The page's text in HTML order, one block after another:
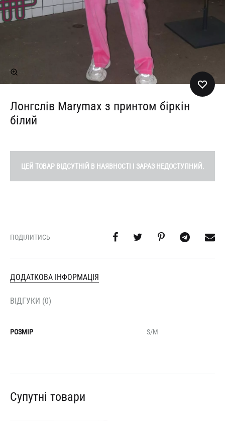
Лонгслів Marymax з принтом біркін
білий
ЦЕЙ ТОВАР ВІДСУТНІЙ В НАЯВНОСТІ І ЗАРАЗ НЕДОСТУПНИЙ.
ПОДІЛИТИСЬ
ДОДАТКОВА ІНФОРМАЦІЯ
ВІДГУКИ (0)
РОЗМІР S/M
Супутні товари